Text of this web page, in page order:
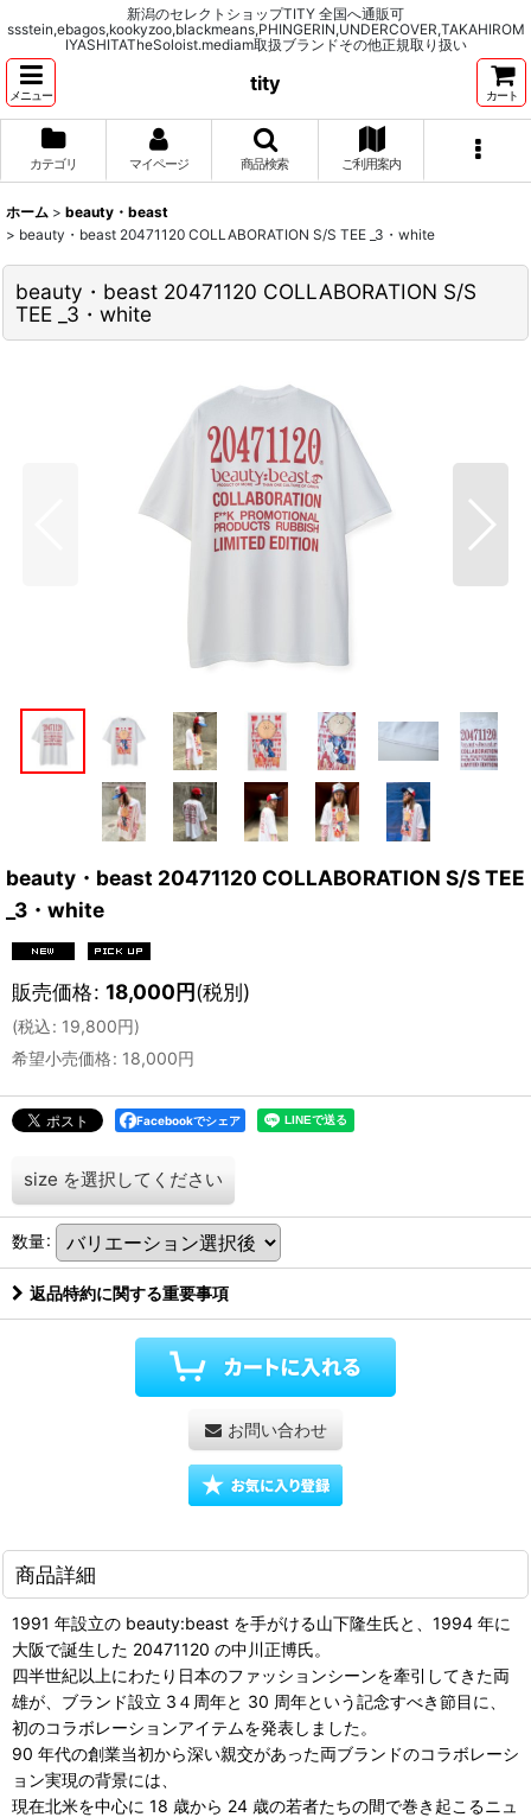
新潟のセレクトショップTITY 全国へ通販可
ssstein,ebagos,kookyzoo,blackmeans,PHINGERIN,UNDERCOVER,TAKAHIROM
IYASHITATheSoloist.mediam取扱ブランドその他正規取り扱い
メニュー
tity
カート
カテゴリ マイページ 商品検索 ご利用案内
ホーム > beauty・beast
> beauty・beast 20471120 COLLABORATION S/S TEE _3・white
beauty・beast 20471120 COLLABORATION S/S
TEE _3・white
beauty・beast 20471120 COLLABORATION S/S TEE
_3・white
販売価格: 18,000円(税別)
(税込: 19,800円)
希望小売価格: 18,000円
Facebookでシェア
size を選択してください
数量:
返品特約に関する重要事項
お問い合わせ
商品詳細
1991 年設立の beauty:beast を手がける山下隆生氏と、1994 年に
大阪で誕生した 20471120 の中川正博氏。
四半世紀以上にわたり日本のファッションシーンを牽引してきた両
雄が、ブランド設立 3４周年と 30 周年という記念すべき節目に、
初のコラボレーションアイテムを発表しました。
90 年代の創業当初から深い親交があった両ブランドのコラボレーシ
ョン実現の背景には、
現在北米を中心に 18 歳から 24 歳の若者たちの間で巻き起こるニュ